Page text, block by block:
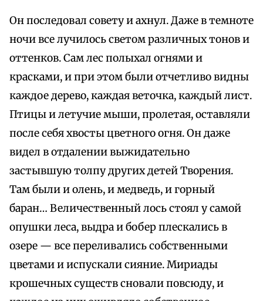
Он последовал совету и ахнул. Даже в темноте
ночи все лучилось светом различных тонов и
оттенков. Сам лес полыхал огнями и
красками, и при этом были отчетливо видны
каждое дерево, каждая веточка, каждый лист.
Птицы и летучие мыши, пролетая, оставляли
после себя хвосты цветного огня. Он даже
видел в отдалении выжидательно
застывшую толпу других детей Творения.
Там были и олень, и медведь, и горный
баран… Величественный лось стоял у самой
опушки леса, выдра и бобер плескались в
озере — все переливались собственными
цветами и испускали сияние. Мириады
крошечных существ сновали повсюду, и